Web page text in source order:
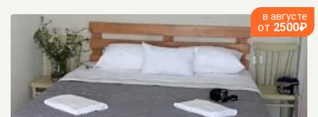
в августе
от 2500₽